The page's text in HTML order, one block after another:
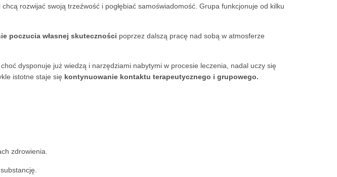
rozwijać swoją trzeźwość i pogłębiać samoświadomość. Grupa funkcjonuje od kilku
poczucia własnej skuteczności poprzez dalszą pracę nad sobą w atmosferze
dysponuje już wiedzą i narzędziami nabytymi w procesie leczenia, nadal uczy się
istotne staje się kontynuowanie kontaktu terapeutycznego i grupowego.
zdrowienia.